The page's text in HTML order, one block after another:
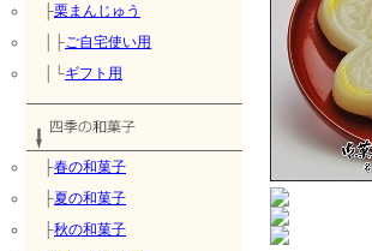
├栗まんじゅう
│├ご自宅使い用
│└ギフト用
├春の和菓子
├夏の和菓子
├秋の和菓子